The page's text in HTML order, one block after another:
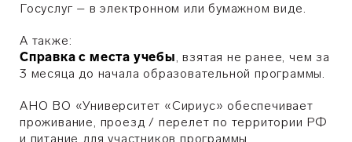
Госуслуг – в электронном или бумажном виде.
А также:
Справка с места учебы, взятая не ранее, чем за
3 месяца до начала образовательной программы.
АНО ВО «Университет «Сириус» обеспечивает
проживание, проезд / перелет по территории РФ
и питание для участников программы.